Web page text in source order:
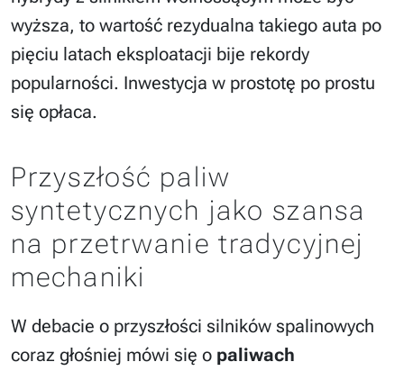
wyższa, to wartość rezydualna takiego auta po
pięciu latach eksploatacji bije rekordy
popularności. Inwestycja w prostotę po prostu
się opłaca.
Przyszłość paliw
syntetycznych jako szansa
na przetrwanie tradycyjnej
mechaniki
W debacie o przyszłości silników spalinowych
coraz głośniej mówi się o paliwach